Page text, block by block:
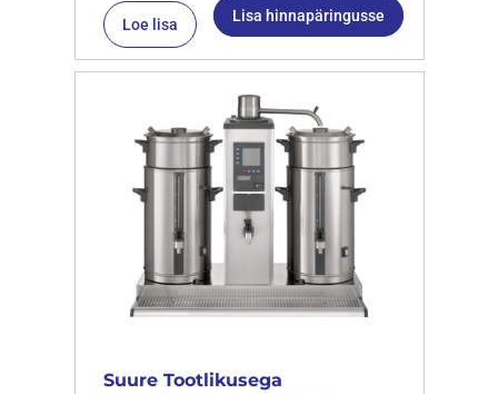
Loe lisa Lisa hinnapäringusse
Suure Tootlikusega